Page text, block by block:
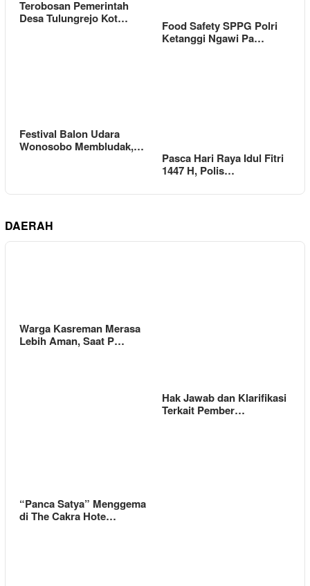
Terobosan Pemerintah
Desa Tulungrejo Kot…
Food Safety SPPG Polri
Ketanggi Ngawi Pa…
Festival Balon Udara
Wonosobo Membludak,…
Pasca Hari Raya Idul Fitri
1447 H, Polis…
DAERAH
Warga Kasreman Merasa
Lebih Aman, Saat P…
Hak Jawab dan Klarifikasi
Terkait Pember…
“Panca Satya” Menggema
di The Cakra Hote…